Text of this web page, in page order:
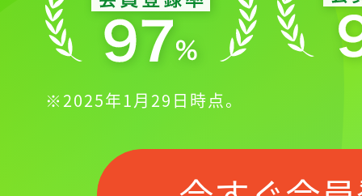
記事をお気に入りに
※2025年1月29日時点。